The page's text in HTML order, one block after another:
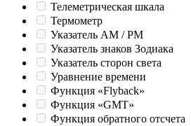
Телеметрическая шкала
Термометр
Указатель AM / PM
Указатель знаков Зодиака
Указатель сторон света
Уравнение времени
Функция «Flyback»
Функция «GMT»
Функция обратного отсчета